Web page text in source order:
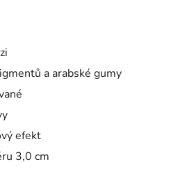
a arabské gumy
efekt
3,0 cm